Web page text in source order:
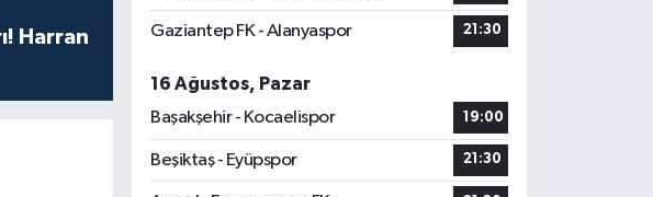
Harran
Gaziantep FK - Alanyaspor 21:30
16 Ağustos, Pazar
Başakşehir - Kocaelispor
19:00
Beşiktaş - Eyüpspor 21:30